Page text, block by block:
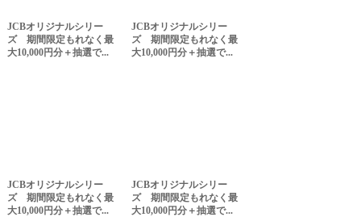
JCBオリジナルシリー
ズ 期間限定もれなく最
大10,000円分＋抽選で...
JCBオリジナルシリー
ズ 期間限定もれなく最
大10,000円分＋抽選で...
JCBオリジナルシリー
ズ 期間限定もれなく最
大10,000円分＋抽選で...
JCBオリジナルシリー
ズ 期間限定もれなく最
大10,000円分＋抽選で...